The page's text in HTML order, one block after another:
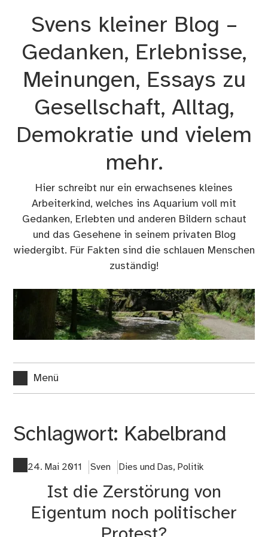
Svens kleiner Blog –
Gedanken, Erlebnisse,
Meinungen, Essays zu
Gesellschaft, Alltag,
Demokratie und vielem
mehr.
Hier schreibt nur ein erwachsenes kleines
Arbeiterkind, welches ins Aquarium voll mit
Gedanken, Erlebten und anderen Bildern schaut
und das Gesehene in seinem privaten Blog
wiedergibt. Für Fakten sind die schlauen Menschen
zuständig!
Menü
Schlagwort: Kabelbrand
24. Mai 2011 Sven Dies und Das, Politik
Ist die Zerstörung von
Eigentum noch politischer